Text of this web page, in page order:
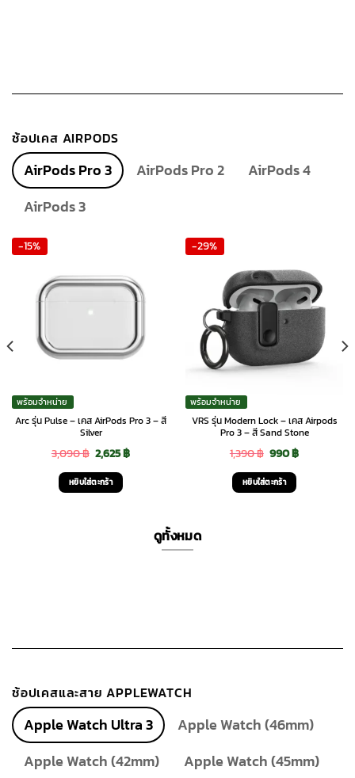
be
the
product
page
ช้อปเคส AIRPODS
AirPods Pro 3 AirPods Pro 2
AirPods 4
AirPods 3
-15%
พร้อมจำหน่าย
Arc รุ่น Pulse – เคส AirPods Pro 3 – สี
Silver
3,090฿ Original
price
was:
2,625฿Current
หยิบใส่ตะกร้า
-29%
พร้อมจำหน่าย
VRS รุ่น Modern Lock – เคส Airpods
Pro 3 – สี Sand Stone
1,390฿ Original
price
was:
990฿Current
หยิบใส่ตะกร้า
ดูทั้งหมด
ช้อปเคสและสาย APPLEWATCH
Apple Watch Ultra 3
Apple Watch (46mm)
Apple Watch (42mm)
Apple Watch (45mm)